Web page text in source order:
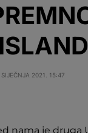
SIJEČNJA 2021. 15:47
nama je druga